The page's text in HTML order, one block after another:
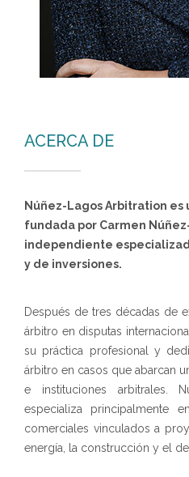
ACERCA DE
Núñez-Lagos Arbitration es
fundada por Carmen
independiente
y de inversiones.
Después de tres décadas de
árbitro en disputas
su práctica profesional y
árbitro en casos que abarcan
e instituciones arbitrales.
especializa principalmente
comerciales vinculados a
energía, la construcción y el